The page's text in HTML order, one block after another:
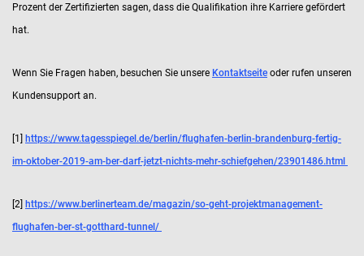
Prozent der Zertifizierten sagen, dass die Qualifikation ihre Karriere gefördert
hat.
Wenn Sie Fragen haben, besuchen Sie unsere Kontaktseite oder rufen unseren
Kundensupport an.
[1] https://www.tagesspiegel.de/berlin/flughafen-berlin-brandenburg-fertig-
im-oktober-2019-am-ber-darf-jetzt-nichts-mehr-schiefgehen/23901486.html
[2] https://www.berlinerteam.de/magazin/so-geht-projektmanagement-
flughafen-ber-st-gotthard-tunnel/